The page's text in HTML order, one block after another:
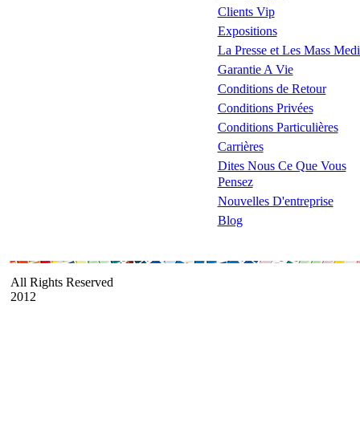
Clients Vip
Expositions
La Presse et Les Mass
Garantie A Vie
Conditions de Retour
Conditions Privées
Conditions Particulières
Carrières
Dites Nous Ce Que Vous
Pensez
Nouvelles D'entreprise
Blog
All Rights Reserved
2012